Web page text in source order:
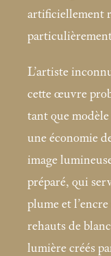
artificiellement
L’artiste
cette œuvre
tant que
une économie
image
préparé, qui
plume et
rehauts de
lumière créés